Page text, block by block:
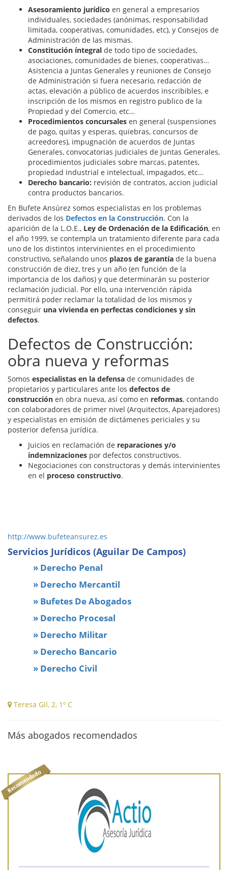
Asesoramiento jurídico en general a empresarios
individuales, sociedades (anónimas, responsabilidad
limitada, cooperativas, comunidades, etc), y Consejos de
Administración de las mismas.
Constitución íntegral de todo tipo de sociedades,
asociaciones, comunidades de bienes, cooperativas…
Asistencia a Juntas Generales y reuniones de Consejo
de Administración si fuera necesario, redacción de
actas, elevación a público de acuerdos inscribibles, e
inscripción de los mismos en registro publico de la
Propiedad y del Comercio, etc…
Procedimientos concursales en general (suspensiones
de pago, quitas y esperas, quiebras, concursos de
acreedores), impugnación de acuerdos de Juntas
Generales, convocatorias judiciales de Juntas Generales,
procedimientos judiciales sobre marcas, patentes,
propiedad industrial e intelectual, impagados, etc…
Derecho bancario: revisión de contratos, accion judicial
contra productos bancarios.
En Bufete Ansúrez somos especialistas en los problemas
derivados de los Defectos en la Construcción. Con la
aparición de la L.O.E., Ley de Ordenación de la Edificación, en
el año 1999, se contempla un tratamiento diferente para cada
uno de los distintos intervinientes en el procedimiento
constructivo, señalando unos plazos de garantía de la buena
construcción de diez, tres y un año (en función de la
importancia de los daños) y que determinarán su posterior
reclamación judicial. Por ello, una intervención rápida
permitirá poder reclamar la totalidad de los mismos y
conseguir una vivienda en perfectas condiciones y sin
defectos.
Defectos de Construcción:
obra nueva y reformas
Somos especialistas en la defensa de comunidades de
propietarios y particulares ante los defectos de
construcción en obra nueva, así como en reformas, contando
con colaboradores de primer nivel (Arquitectos, Aparejadores)
y especialistas en emisión de dictámenes periciales y su
posterior defensa jurídica.
Juicios en reclamación de reparaciones y/o
indemnizaciones por defectos constructivos.
Negociaciones con constructoras y demás intervinientes
en el proceso constructivo.
http://www.bufeteansurez.es
Servicios Jurídicos (Aguilar De Campos)
» Derecho Penal
» Derecho Mercantil
» Bufetes De Abogados
» Derecho Procesal
» Derecho Militar
» Derecho Bancario
» Derecho Civil
Teresa Gil, 2, 1º C
Más abogados recomendados